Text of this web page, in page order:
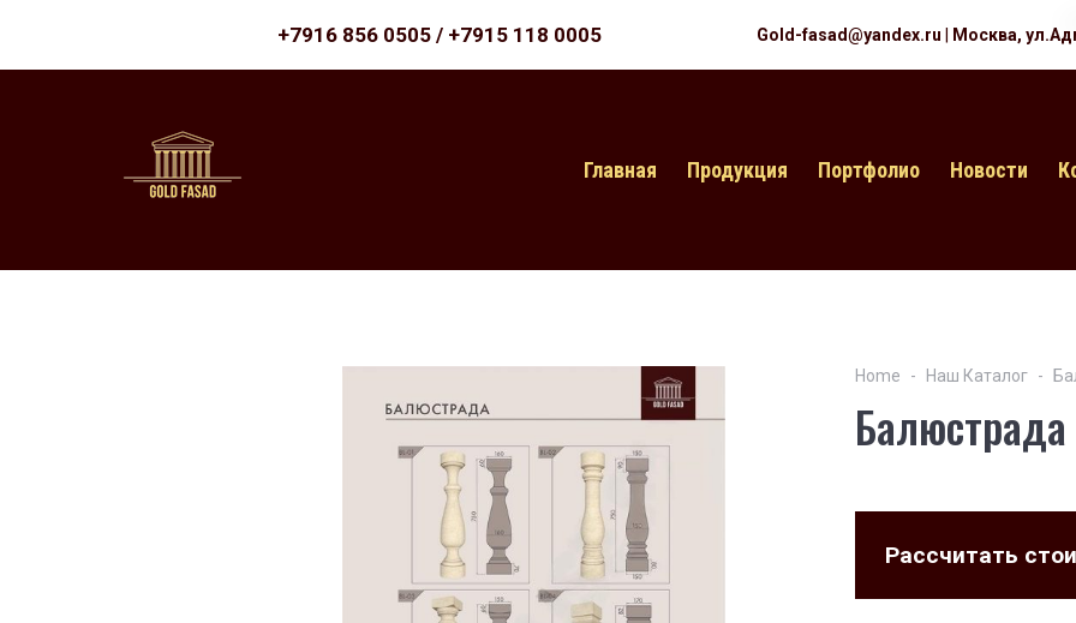
+7916 856 0505 / +7915 118 0005 Gold-fasad@yandex.ru Москва,
Главная Продукция Портфолио Новости
Home Наш Каталог
Балюстрада
Рассчитать